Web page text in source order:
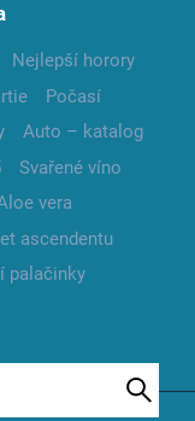
Nejlepší horory
Počasí
Auto – katalog
Svařené víno
vera
ascendentu
palačinky